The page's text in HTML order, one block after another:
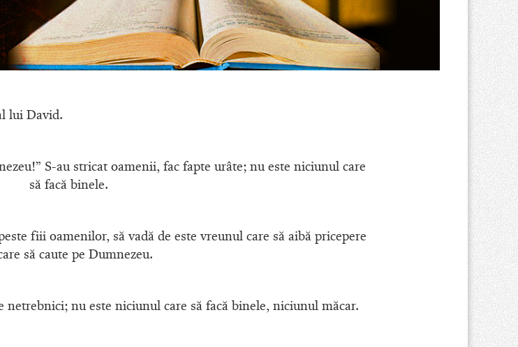
lui David.
S-au stricat oamenii, fac fapte urâte; nu este niciunul care
să facă binele.
fiii oamenilor, să vadă de este vreunul care să aibă pricepere
să caute pe Dumnezeu.
nu este niciunul care să facă binele, niciunul măcar.